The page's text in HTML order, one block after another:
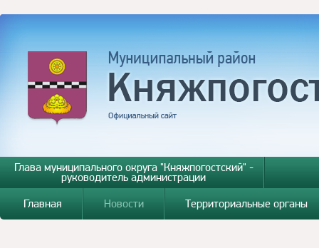
Глава муниципального округа "Княжпогостский" -
руководитель администрации
Главная
Новости Территориальные органы